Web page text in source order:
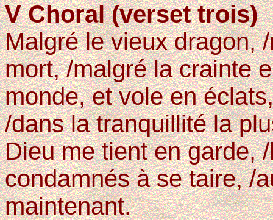
V Choral (verset trois)
Malgré le vieux dragon,
mort, /malgré la crainte
monde, et vole en
/dans la tranquillité la
Dieu me tient en garde,
condamnés à se taire, /
maintenant.